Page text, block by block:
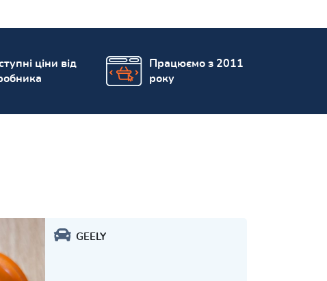
ціни від
Працюємо з 2011
року
GEELY